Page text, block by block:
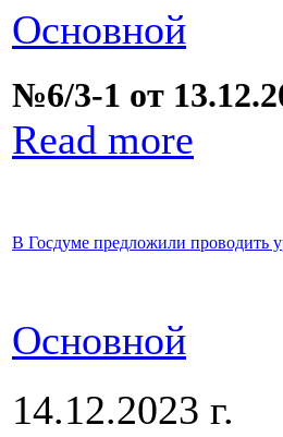
Основной
№6/3-1 от
Read more
В Госдуме предложили проводить
Основной
14.12.2023 г.